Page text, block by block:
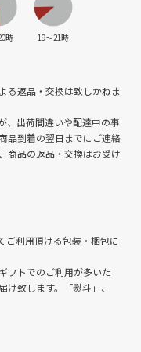
時 19〜21時
る返品・交換は致しかねま
、出荷間違いや配達中の事
品到着の翌日までにご連絡
商品の返品・交換はお受け
ご利用頂ける包装・梱包に
フトでのご利用が多いた
致します。「熨斗」、